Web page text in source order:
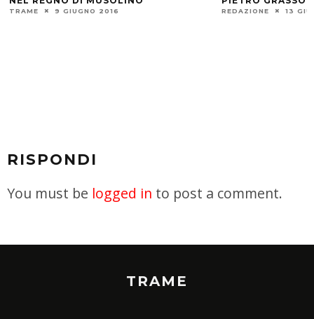
TRAME 9 GIUGNO 2016 REDAZIONE 13
RISPONDI
You must be logged in to post a comment.
TRAME